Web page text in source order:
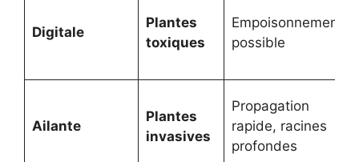
Digitale
Plantes
toxiques
Empoisonnement
possible
Ailante
Plantes
invasives
Propagation
rapide, racines
profondes